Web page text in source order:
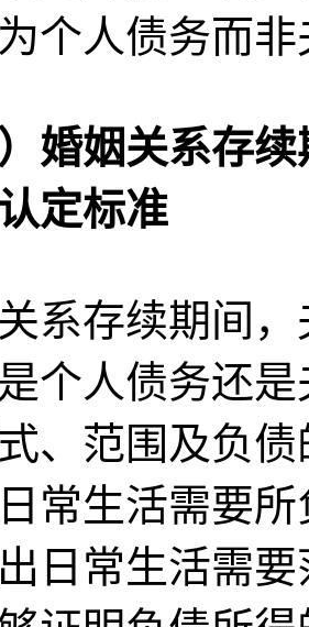
个人债务而
婚姻关系存续
定标准
存续期间，
个人债务还
、范围及负
常生活需要
日常生活需